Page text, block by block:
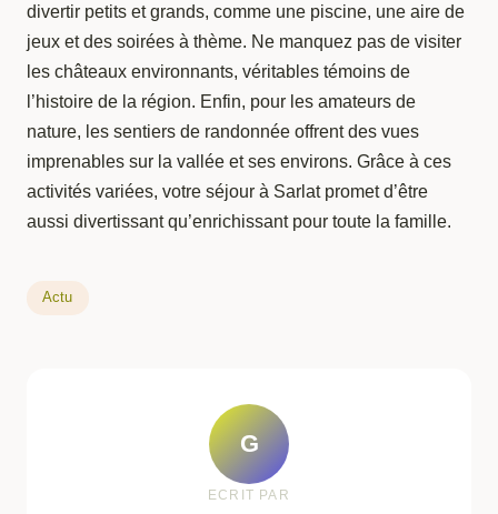
divertir petits et grands, comme une piscine, une aire de
jeux et des soirées à thème. Ne manquez pas de visiter
les châteaux environnants, véritables témoins de
l’histoire de la région. Enfin, pour les amateurs de
nature, les sentiers de randonnée offrent des vues
imprenables sur la vallée et ses environs. Grâce à ces
activités variées, votre séjour à Sarlat promet d’être
aussi divertissant qu’enrichissant pour toute la famille.
Actu
G
ECRIT PAR